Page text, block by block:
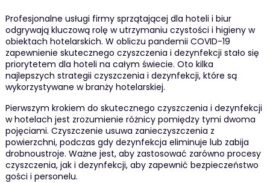
Profesjonalne usługi firmy sprzątającej dla hoteli i biur
odgrywają kluczową rolę w utrzymaniu czystości i higieny w
obiektach hotelarskich. W obliczu pandemii COVID-19
zapewnienie skutecznego czyszczenia i dezynfekcji stało się
priorytetem dla hoteli na całym świecie. Oto kilka
najlepszych strategii czyszczenia i dezynfekcji, które są
wykorzystywane w branży hotelarskiej.
Pierwszym krokiem do skutecznego czyszczenia i dezynfekcji
w hotelach jest zrozumienie różnicy pomiędzy tymi dwoma
pojęciami. Czyszczenie usuwa zanieczyszczenia z
powierzchni, podczas gdy dezynfekcja eliminuje lub zabija
drobnoustroje. Ważne jest, aby zastosować zarówno procesy
czyszczenia, jak i dezynfekcji, aby zapewnić bezpieczeństwo
gości i personelu.